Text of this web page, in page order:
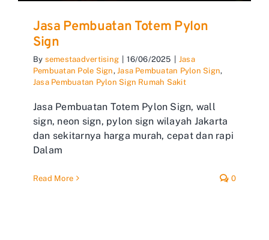
Jasa Pembuatan Totem Pylon
Sign
By semestaadvertising 16/06/2025
Jasa
Pembuatan Pole Sign, Jasa Pembuatan Pylon Sign,
Jasa Pembuatan Pylon Sign Rumah Sakit
Jasa Pembuatan Totem Pylon Sign, wall
sign, neon sign, pylon sign wilayah Jakarta
dan sekitarnya harga murah, cepat dan rapi
Dalam
Read More 0